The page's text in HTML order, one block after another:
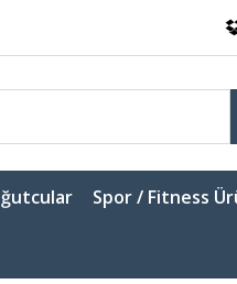
Spor / Fitness